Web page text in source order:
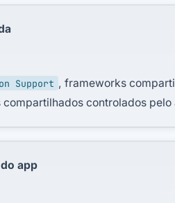
Support , frameworks
compartilhados controlados pelo
app